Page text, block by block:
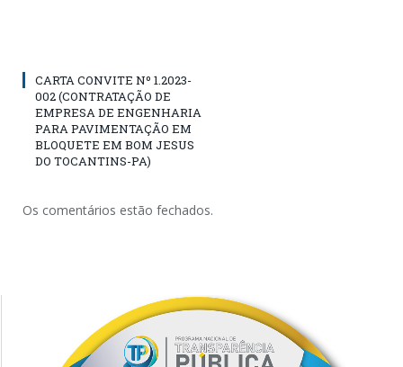
CARTA CONVITE Nº 1.2023-
002 (CONTRATAÇÃO DE
EMPRESA DE ENGENHARIA
PARA PAVIMENTAÇÃO EM
BLOQUETE EM BOM JESUS
DO TOCANTINS-PA)
Os comentários estão fechados.